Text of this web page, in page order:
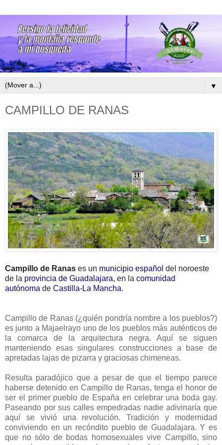
▼
CAMPILLO DE RANAS
Campillo de Ranas es un municipio español del noroeste
de la provincia de Guadalajara, en la comunidad
autónoma de Castilla-La Mancha.
Campillo de Ranas (¿quién pondría nombre a los pueblos?)
es junto a Majaelrayo uno de los pueblos más auténticos de
la comarca de la arquitectura negra. Aquí se siguen
manteniendo esas singulares construcciones a base de
apretadas lajas de pizarra y graciosas chimeneas.
Resulta paradójico que a pesar de que el tiempo parece
haberse detenido en Campillo de Ranas, tenga el honor de
ser el primer pueblo de España en celebrar una boda gay.
Paseando por sus calles empedradas nadie adivinaría que
aquí se vivió una revolución. Tradición y modernidad
conviviendo en un recóndito pueblo de Guadalajara. Y es
que no sólo de bodas homosexuales vive Campillo, sino